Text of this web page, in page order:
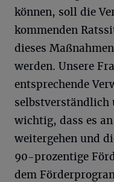
können, soll die
kommenden
dieses
werden. Unsere
entsprechende
selbstverständlich
wichtig, dass es
weitergehen und
90-prozentige
dem